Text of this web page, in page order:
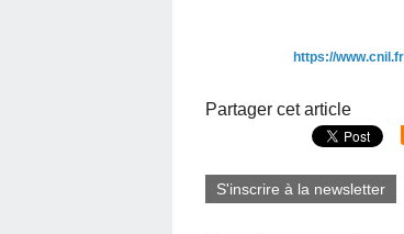
https://
Partager cet article
S'inscrire à la newsletter